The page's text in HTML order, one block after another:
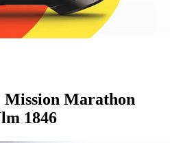
Marathon
1846